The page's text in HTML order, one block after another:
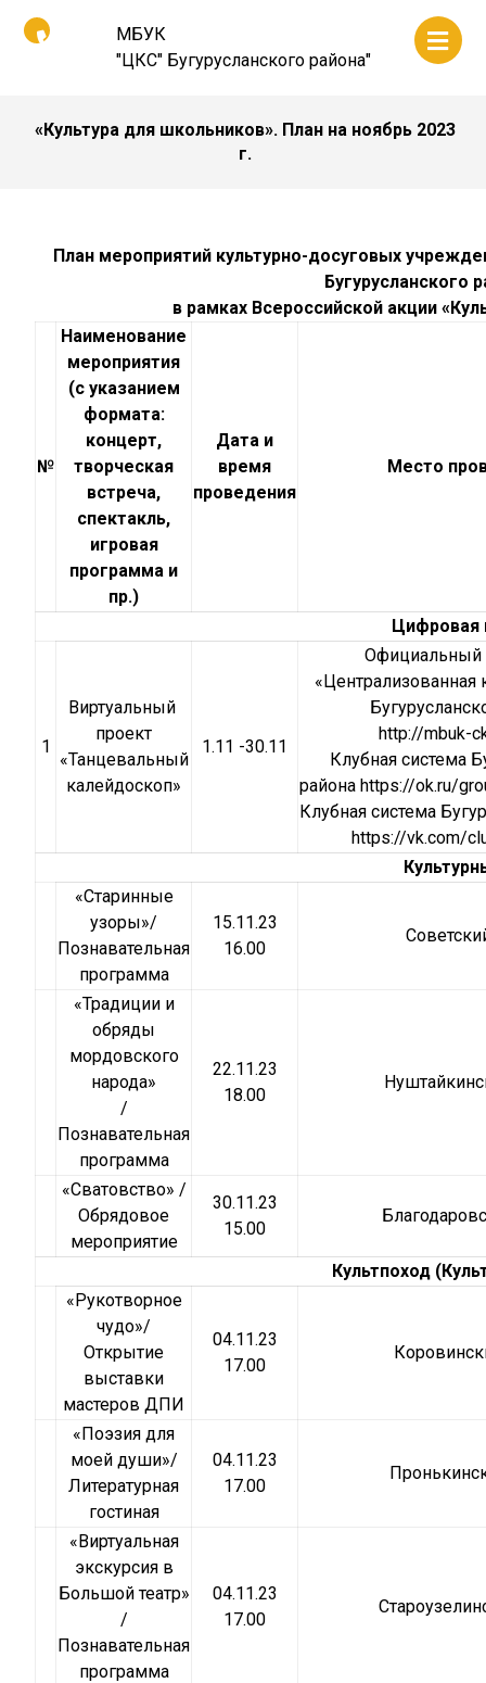
МБУК
"ЦКС" Бугурусланского района"
«Культура для школьников». План на ноябрь 2023
г.
План мероприятий культурно-досуговых
Бугурусланского
в рамках Всероссийской акции
№
Наименование
мероприятия
(с указанием
формата:
концерт,
творческая
встреча,
спектакль,
игровая
программа и
пр.)
Дата и
время
проведения
Место
Цифровая
1
Виртуальный
проект
«Танцевальный
калейдоскоп»
1.11 -30.11
Официальный
«Централизованная
http://mbuk-
Клубная система
районаhttps://ok.ru/
Клубная система
https://vk.com/
«Старинные
узоры»/
Познавательная
программа
15.11.23
16.00
«Традиции и
обряды
мордовского
народа»
/
Познавательная
программа
22.11.23
18.00
«Сватовство» /
Обрядовое
мероприятие
30.11.23
15.00
Культпоход
«Рукотворное
чудо»/
Открытие
выставки
мастеров ДПИ
04.11.23
17.00
«Поэзия для
моей души»/
Литературная
гостиная
04.11.23
17.00
«Виртуальная
экскурсия в
Большой театр»
/
Познавательная
программа
04.11.23
17.00